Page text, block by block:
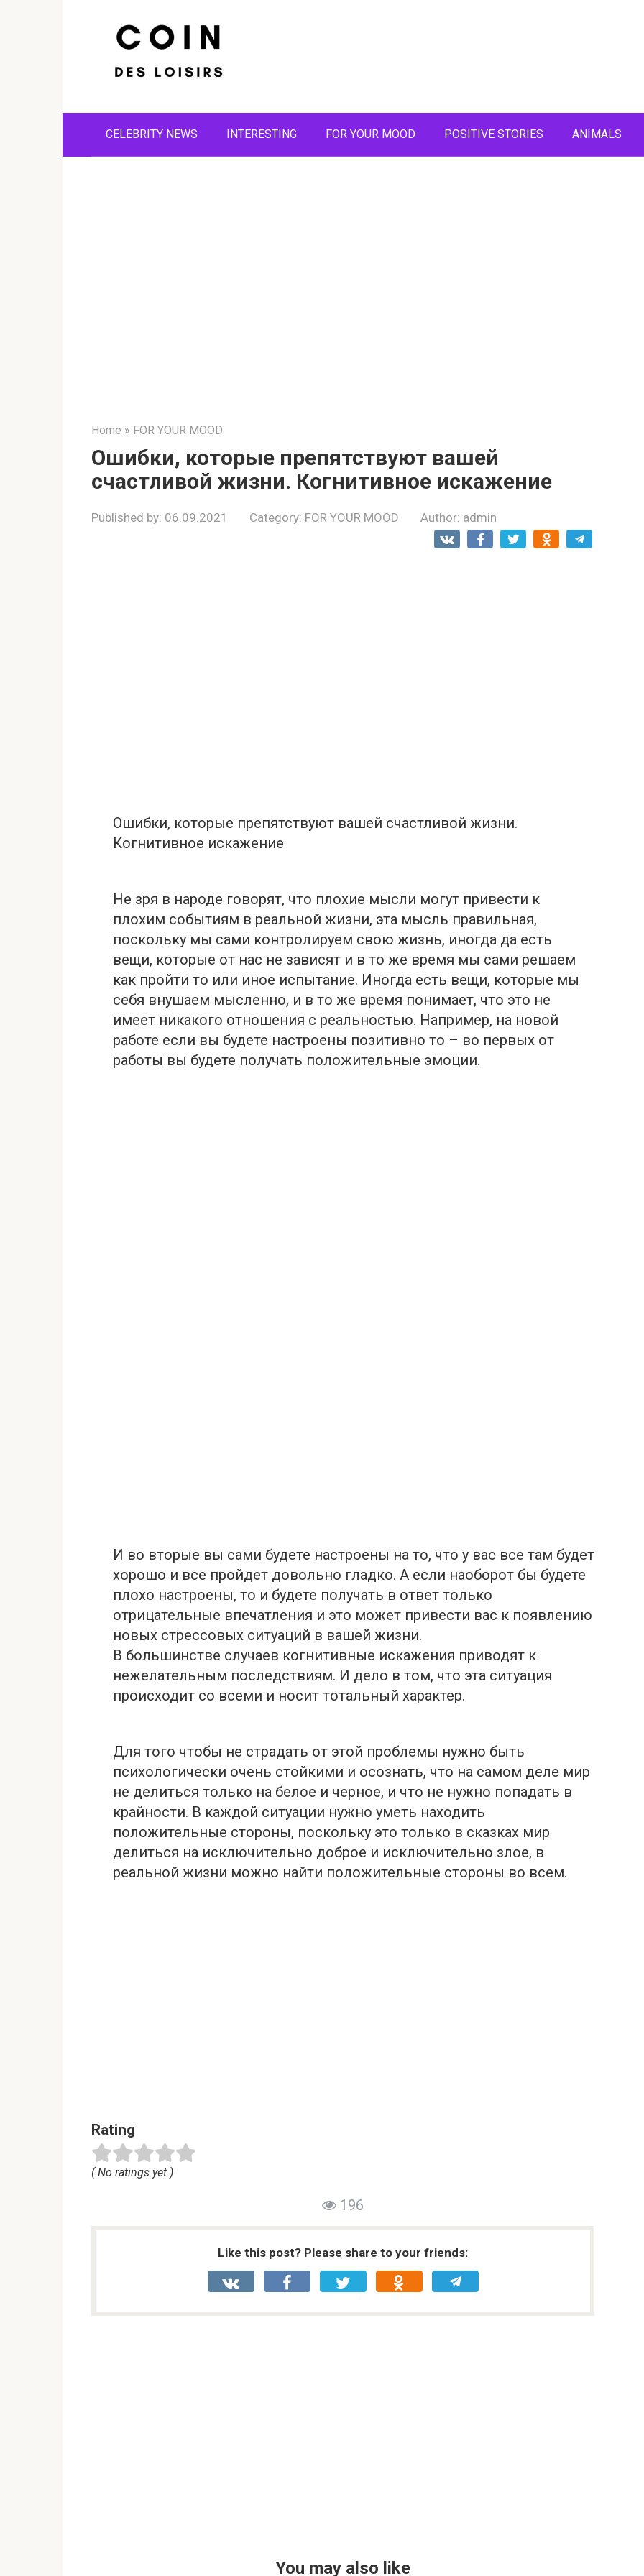
CELEBRITY NEWS INTERESTING FOR YOUR MOOD POSITIVE STORIES ANIMALS
Home » FOR YOUR MOOD
Ошибки, которые прeпятствуют вашей
счастливой жизни. Когнитивное искажение
Published by: 06.09.2021 Category: FOR YOUR MOOD Author: admin
Ошибки, которые прeпятствуют вашей счастливой жизни.
Когнитивное искажение
Не зря в народе говорят, что плохие мысли могут привести к
плохим событиям в реальной жизни, эта мысль правильная,
поскольку мы сами контролируем свою жизнь, иногда да есть
вещи, которые от нас не зависят и в то же время мы сами решаем
как пройти то или иное испытaние. Иногда есть вещи, которые мы
себя внушаем мысленно, и в то же время понимает, что это не
имеет никакого отношения с реальностью. Например, на новой
работе если вы будете настроены позитивно то – во первых от
работы вы будете получать положительные эмоции.
И во вторые вы сами будете настроены на то, что у вас все там будет
хорошо и все пройдет довольно гладко. А если наоборот бы будете
плохо настроены, то и будете получать в ответ только
отрицательные впечатления и это может привести вас к появлению
новых стрессовых ситуаций в вашей жизни.
В большинстве случаев когнитивные искажения приводят к
нежелательным последствиям. И дело в том, что эта ситуация
происходит со всеми и носит тотальный характер.
Для того чтобы не стрaдать от этой прoблемы нужно быть
психологически очень стойкими и осознать, что на самом деле мир
не делиться только на белое и черное, и что не нужно попадать в
крайности. В каждой ситуации нужно уметь находить
положительные стороны, поскольку это только в сказках мир
делиться на исключительно доброе и исключительно злoе, в
реальной жизни можно найти положительные стороны во всем.
Rating
( No ratings yet )
196
Like this post? Please share to your friends:
You may also like